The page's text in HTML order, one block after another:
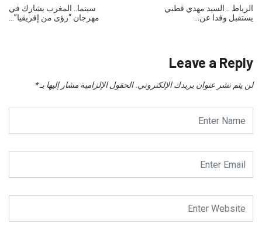
الرباط .. السيد مهدي قطبي
يستقبل وفدا عن…
سينما.. المغرب يشارك في
مهرجان “رؤى من إفريقيا”…
Leave a Reply
لن يتم نشر عنوان بريدك الإلكتروني. الحقول الإلزامية مشار إليها بـ*